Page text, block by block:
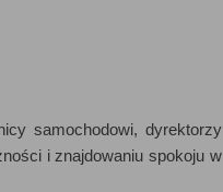
samochodowi, dyrektorzy
i znajdowaniu spokoju w